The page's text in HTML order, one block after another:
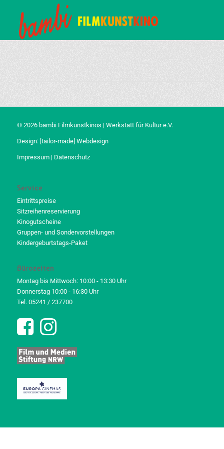
© 2026 bambi Filmkunstkinos | Werkstatt für Kultur e.V.
Design: [tailor-made] Webdesign
Impressum| Datenschutz
Service
Eintrittspreise
Sitzreihenreservierung
Kinogutscheine
Gruppen- und Sondervorstellungen
Kindergeburtstags-Paket
Bürozeiten
Montag bis Mittwoch: 10:00 - 13:30 Uhr
Donnerstag 10:00 - 16:30 Uhr
Tel. 05241 / 237700